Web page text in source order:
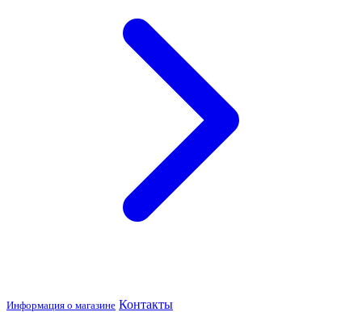
Информация о магазине Контакты